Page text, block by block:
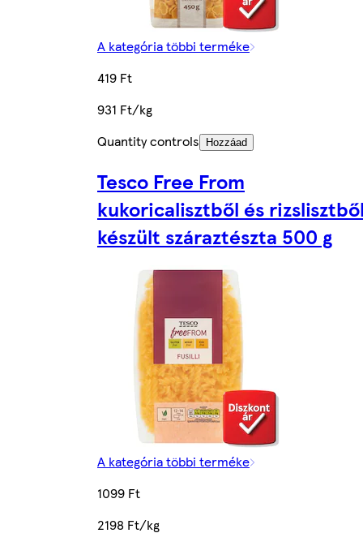
A kategória többi terméke
419 Ft
931 Ft/kg
Quantity controls
Hozzáad
Tesco Free From
kukoricalisztből és
készült száraztészta 500 g
A kategória többi terméke
1099 Ft
2198 Ft/kg